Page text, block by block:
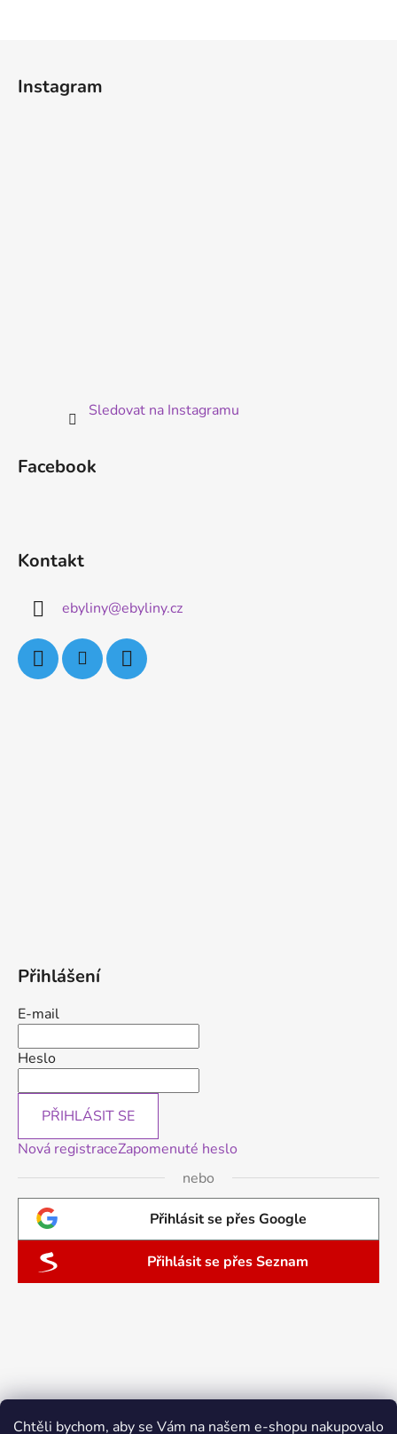
Chtěli bychom, aby se Vám na našem e-shopu nakupovalo
Instagram
Sledovat na Instagramu
Facebook
Kontakt
ebyliny@ebyliny.cz
Přihlášení
E-mail
Heslo
PŘIHLÁSIT SE
Nová registraceZapomenuté heslo
nebo
Přihlásit se přes Google
Přihlásit se přes Seznam